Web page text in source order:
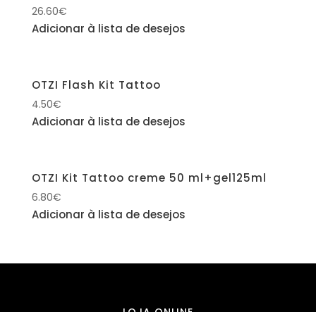
26.60€
Adicionar à lista de desejos
OTZI Flash Kit Tattoo
4.50€
Adicionar à lista de desejos
OTZI Kit Tattoo creme 50 ml+gel125ml
6.80€
Adicionar à lista de desejos